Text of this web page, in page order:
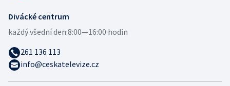
Divácké centrum
každý všední den:8:00—16:00 hodin
261 136 113
info@ceskatelevize.cz